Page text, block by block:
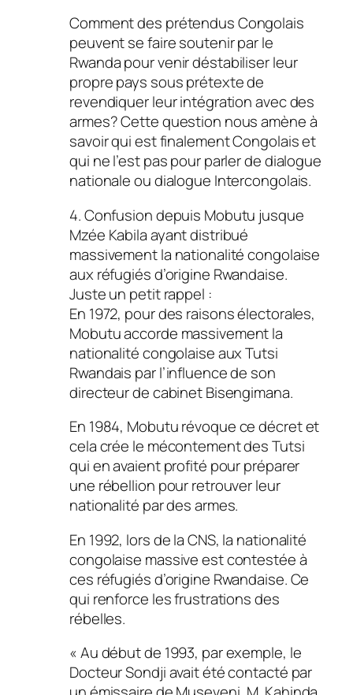
Comment des prétendus Congolais
peuvent se faire soutenir par le
Rwanda pour venir déstabiliser leur
propre pays sous prétexte de
revendiquer leur intégration avec des
armes? Cette question nous amène à
savoir qui est finalement Congolais et
qui ne l’est pas pour parler de dialogue
nationale ou dialogue Intercongolais.
4. Confusion depuis Mobutu jusque
Mzée Kabila ayant distribué
massivement la nationalité congolaise
aux réfugiés d’origine Rwandaise.
Juste un petit rappel :
En 1972, pour des raisons électorales,
Mobutu accorde massivement la
nationalité congolaise aux Tutsi
Rwandais par l’influence de son
directeur de cabinet Bisengimana.
En 1984, Mobutu révoque ce décret et
cela crée le mécontement des Tutsi
qui en avaient profité pour préparer
une rébellion pour retrouver leur
nationalité par des armes.
En 1992, lors de la CNS, la nationalité
congolaise massive est contestée à
ces réfugiés d’origine Rwandaise. Ce
qui renforce les frustrations des
rébelles.
« Au début de 1993, par exemple, le
Docteur Sondji avait été contacté par